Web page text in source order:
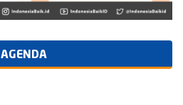
AGENDA